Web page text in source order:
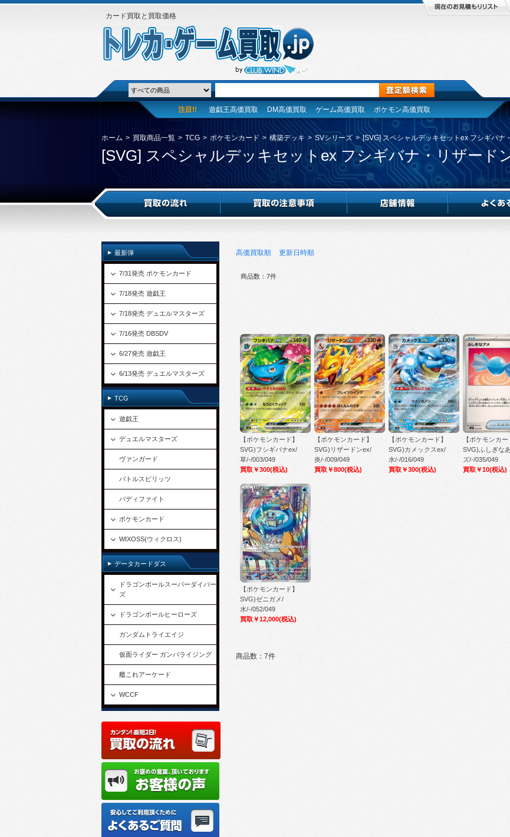
カード買取と買取価格
注目!! 遊戯王高価買取 DM高価買取 ゲーム高価買取 ポケモン高価買取
ホーム > 買取商品一覧 > TCG > ポケモンカード > 構築デッキ > SVシリーズ > [SVG] スペシャルデッキセットex フシギバナ
[SVG] スペシャルデッキセットex フシギバナ・リザード
高価買取順 更新日時順
商品数：7件
【ポケモンカード】
SVG)フシギバナex/
草/-/003/049
買取￥300(税込)
【ポケモンカード】
SVG)リザードンex/
炎/-/009/049
買取￥800(税込)
【ポケモンカード】
SVG)カメックスex/
水/-/016/049
買取￥300(税込)
【ポケモンカー
SVG)ふしぎな
ズ/-/035/049
買取￥10(税込)
【ポケモンカード】
SVG)ゼニガメ/
水/-/052/049
買取￥12,000(税込)
商品数：7件
最新弾
7/31発売 ポケモンカード
7/18発売 遊戯王
7/18発売 デュエルマスターズ
7/16発売 DBSDV
6/27発売 遊戯王
6/13発売 デュエルマスターズ
TCG
遊戯王
デュエルマスターズ
ヴァンガード
バトルスピリッツ
バディファイト
ポケモンカード
WIXOSS(ウィクロス)
データカードダス
ドラゴンボールスーパーダイバー
ズ
ドラゴンボールヒーローズ
ガンダムトライエイジ
仮面ライダー ガンバライジング
艦これアーケード
WCCF